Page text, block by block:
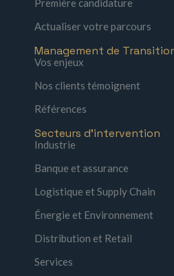
Actualiser votre parcours
Management de
Vos enjeux
Nos clients témoignent
Références
Secteurs d'intervention
Industrie
Banque et assurance
Logistique et Supply Chain
Énergie et Environnement
Distribution et Retail
Services